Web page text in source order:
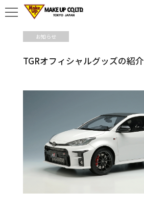
お知らせ
TGRオフィシャルグッズの紹介